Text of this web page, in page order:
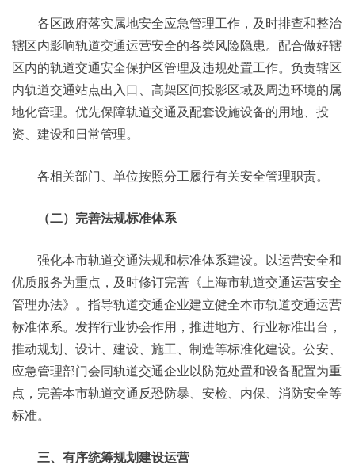
各区政府落实属地安全应急管理工作，及时排查和整治
辖区内影响轨道交通运营安全的各类风险隐患。配合做好辖
区内的轨道交通安全保护区管理及违规处置工作。负责辖区
内轨道交通站点出入口、高架区间投影区域及周边环境的属
地化管理。优先保障轨道交通及配套设施设备的用地、投
资、建设和日常管理。
各相关部门、单位按照分工履行有关安全管理职责。
（二）完善法规标准体系
强化本市轨道交通法规和标准体系建设。以运营安全和
优质服务为重点，及时修订完善《上海市轨道交通运营安全
管理办法》。指导轨道交通企业建立健全本市轨道交通运营
标准体系。发挥行业协会作用，推进地方、行业标准出台，
推动规划、设计、建设、施工、制造等标准化建设。公安、
应急管理部门会同轨道交通企业以防范处置和设备配置为重
点，完善本市轨道交通反恐防暴、安检、内保、消防安全等
标准。
三、有序统筹规划建设运营